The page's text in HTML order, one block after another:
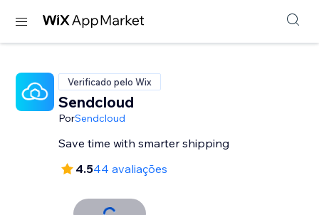
Verificado pelo Wix
Sendcloud
PorSendcloud
Save time with smarter shipping
4.544 avaliações